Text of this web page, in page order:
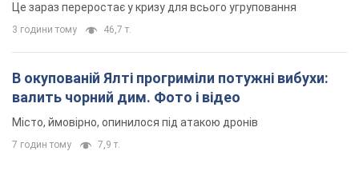
Це зараз переростає у кризу для всього угруповання
3 години тому 46,7 т.
В окупованій Ялті прогриміли потужні вибухи:
валить чорний дим. Фото і відео
Місто, ймовірно, опинилося під атакою дронів
7 годин тому 7,9 т.